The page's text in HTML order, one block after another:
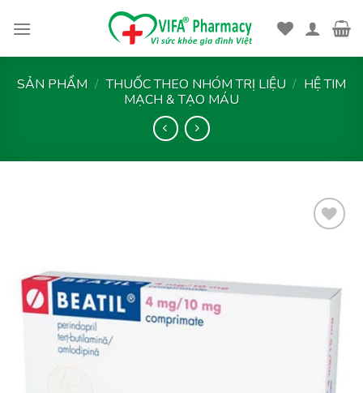
SẢN PHẨM / THUỐC THEO NHÓM TRỊ LIỆU / HỆ TIM
MẠCH & TẠO MÁU
vào
yêu
thích